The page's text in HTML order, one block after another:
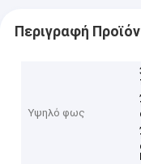
Περιγραφή
Υψηλό φως
,
,